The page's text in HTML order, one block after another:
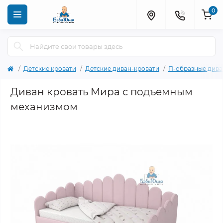
0
Детские кровати Детские диван-кровати П-образные
Диван кровать Мира с подъемным
механизмом